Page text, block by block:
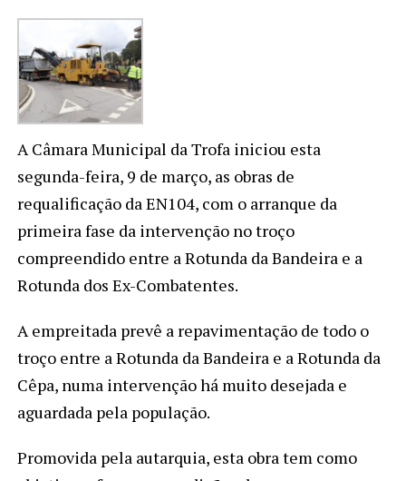
A Câmara Municipal da Trofa iniciou esta
segunda-feira, 9 de março, as obras de
requalificação da EN104, com o arranque da
primeira fase da intervenção no troço
compreendido entre a Rotunda da Bandeira e a
Rotunda dos Ex-Combatentes.
A empreitada prevê a repavimentação de todo o
troço entre a Rotunda da Bandeira e a Rotunda da
Cêpa, numa intervenção há muito desejada e
aguardada pela população.
Promovida pela autarquia, esta obra tem como